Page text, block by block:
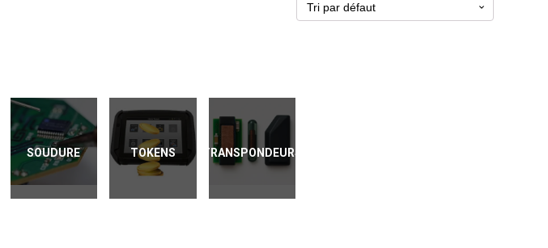
SOUDURE TOKENS TRANSPONDEURS